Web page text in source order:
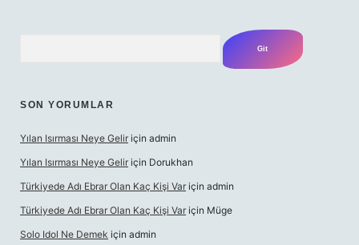
SON YORUMLAR
Yılan Isırması Neye Gelir için admin
Yılan Isırması Neye Gelir için Dorukhan
Türkiyede Adı Ebrar Olan Kaç Kişi Var için admin
Türkiyede Adı Ebrar Olan Kaç Kişi Var için Müge
Solo Idol Ne Demek için admin